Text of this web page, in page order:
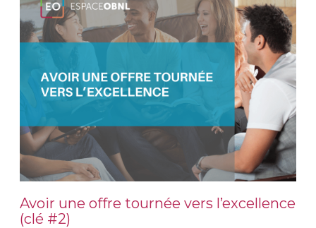
Avoir une offre tournée vers l’excellence
(clé #2)